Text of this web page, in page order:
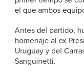
el que ambos
Antes del partido,
homenaje al ex
Uruguay y del
Sanguinetti.